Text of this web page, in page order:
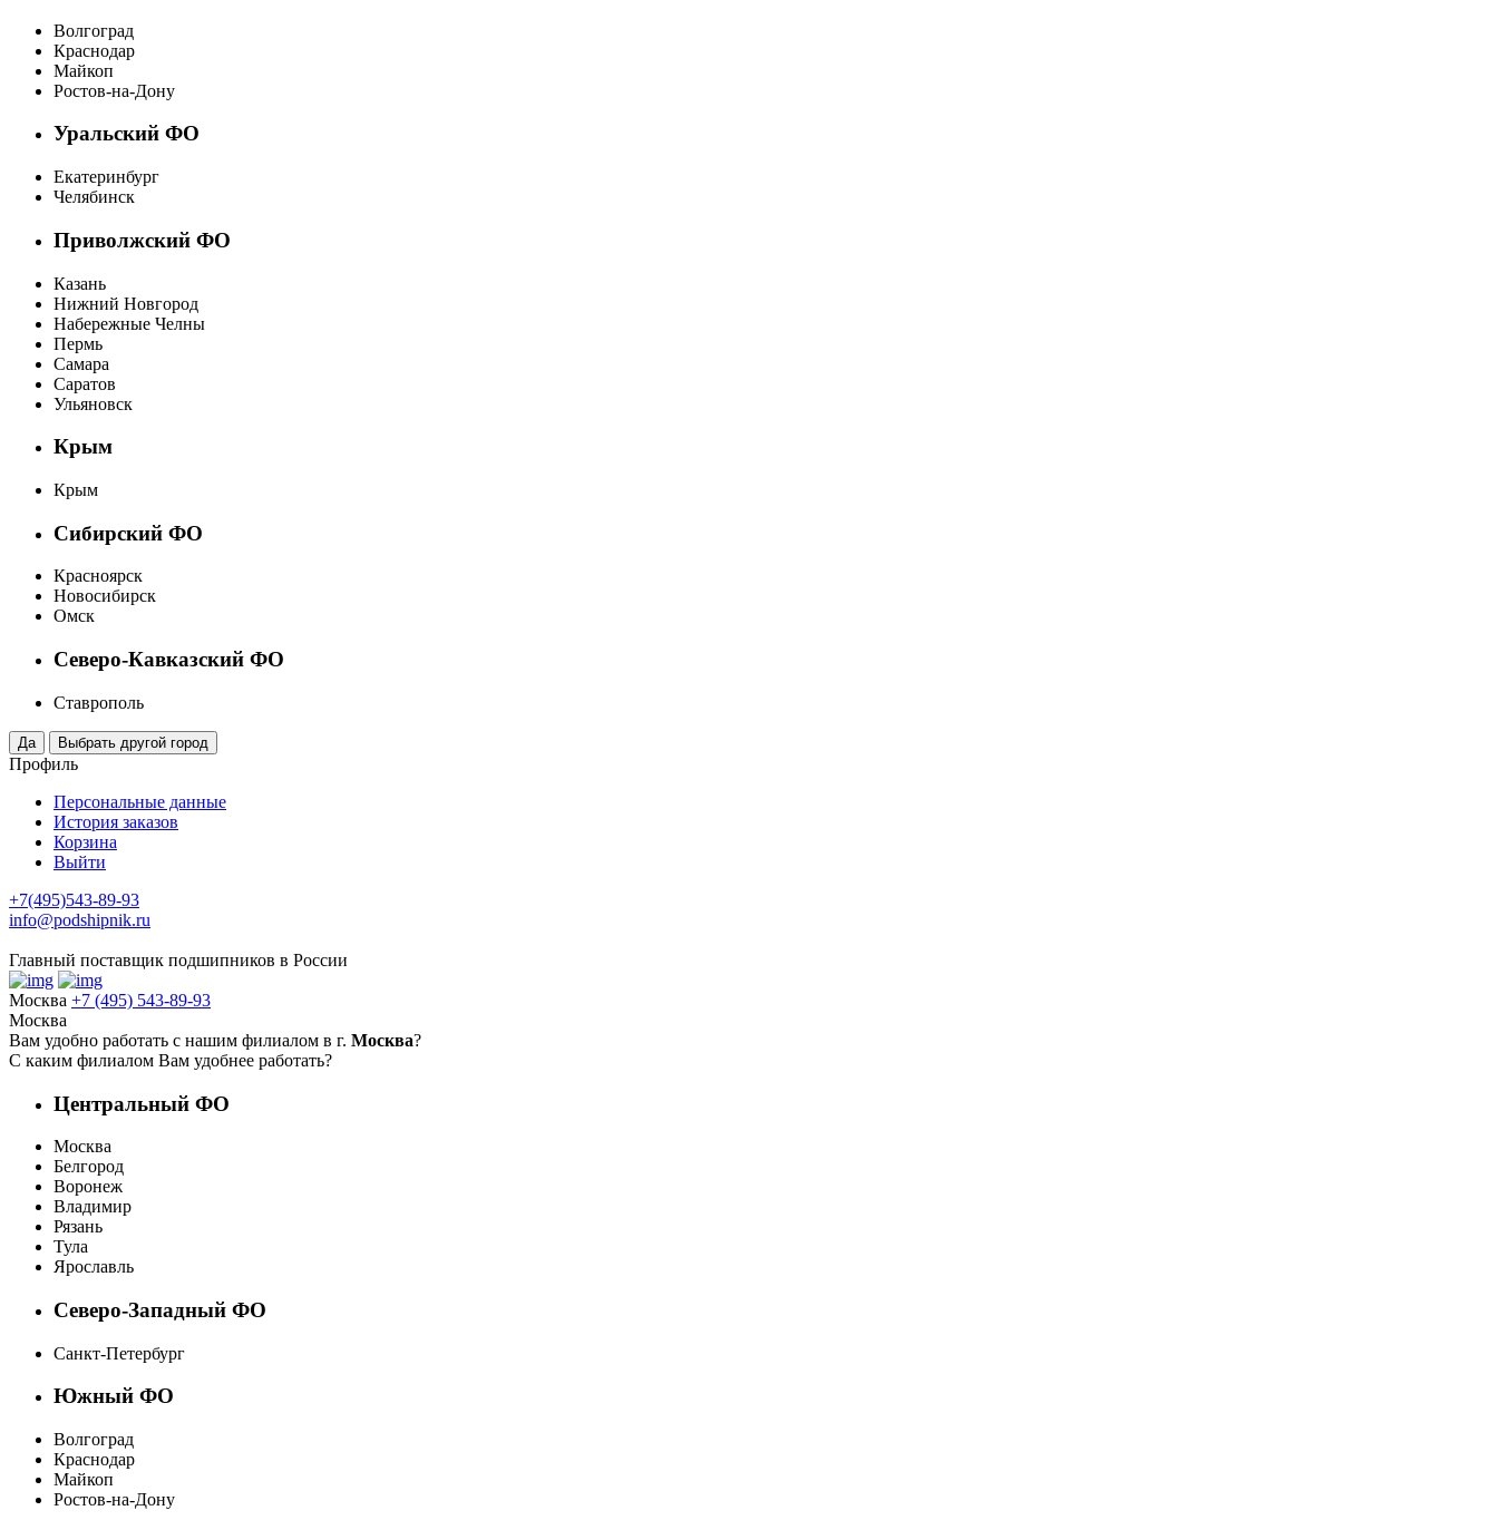
Волгоград
Краснодар
Майкоп
Ростов-на-Дону
Уральский ФО
Екатеринбург
Челябинск
Приволжский ФО
Казань
Нижний Новгород
Набережные Челны
Пермь
Самара
Саратов
Ульяновск
Крым
Крым
Сибирский ФО
Красноярск
Новосибирск
Омск
Северо-Кавказский ФО
Ставрополь
Профиль
Персональные данные
История заказов
Корзина
Выйти
+7(495)543-89-93
info@podshipnik.ru
Главный поставщик подшипников в России
Москва +7 (495) 543-89-93
Москва
Вам удобно работать с нашим филиалом в г. Москва?
С каким филиалом Вам удобнее работать?
Центральный ФО
Москва
Белгород
Воронеж
Владимир
Рязань
Тула
Ярославль
Северо-Западный ФО
Санкт-Петербург
Южный ФО
Волгоград
Краснодар
Майкоп
Ростов-на-Дону